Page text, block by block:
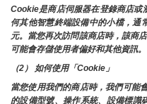
Cookie是商店伺服器在登錄商店或
何其他智慧終端設備中的小檔，通
元。當您再次訪問該商店時，該商
可能會存儲使用者偏好和其他資訊。
（2） 如何使用「Cookie」
當您使用我們的商店時，我們可能
的設備型號、操作系統、設備標識